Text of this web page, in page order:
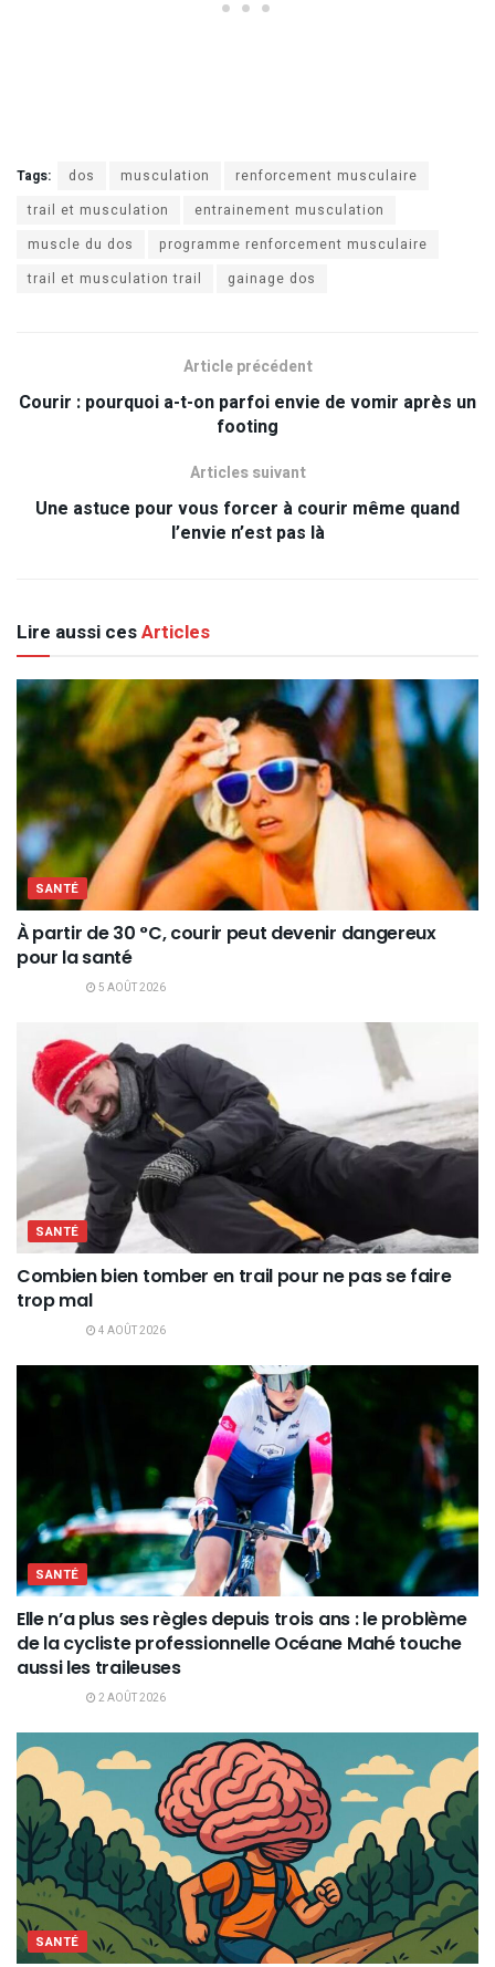
Tags: dos musculation
renforcement musculaire
trail et musculation
entrainement musculation
muscle du dos
programme renforcement musculaire
trail et musculation trail
gainage dos
Article précédent
Courir : pourquoi a-t-on parfoi envie de vomir après un
footing
Articles suivant
Une astuce pour vous forcer à courir même quand
l’envie n’est pas là
Lire aussi cesArticles
SANTÉ
À partir de 30 °C, courir peut devenir dangereux
pour la santé
5 AOÛT 2026
SANTÉ
Combien bien tomber en trail pour ne pas se faire
trop mal
4 AOÛT 2026
SANTÉ
Elle n’a plus ses règles depuis trois ans : le problème
de la cycliste professionnelle Océane Mahé touche
aussi les traileuses
2 AOÛT 2026
SANTÉ